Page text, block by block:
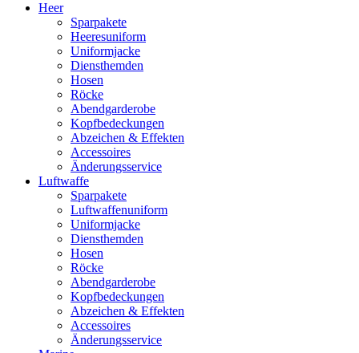
Heer
Sparpakete
Heeresuniform
Uniformjacke
Diensthemden
Hosen
Röcke
Abendgarderobe
Kopfbedeckungen
Abzeichen & Effekten
Accessoires
Änderungsservice
Luftwaffe
Sparpakete
Luftwaffenuniform
Uniformjacke
Diensthemden
Hosen
Röcke
Abendgarderobe
Kopfbedeckungen
Abzeichen & Effekten
Accessoires
Änderungsservice